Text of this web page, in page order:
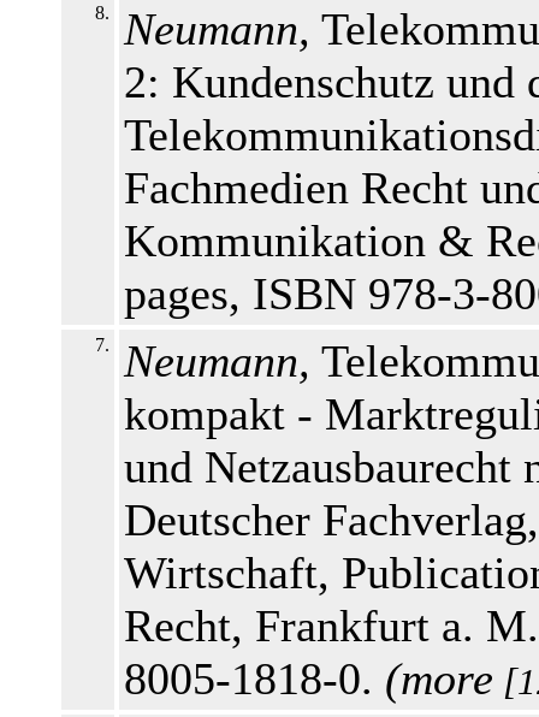
8. Neumann,
2: Kundenschutz und
Fachmedien Recht
Kommunikation &
pages, ISBN 978-3-
7. Neumann,
kompakt -
und Netzausbaurecht
Deutscher
Wirtschaft,
Recht, Frankfurt a.
8005-1818-0. (more